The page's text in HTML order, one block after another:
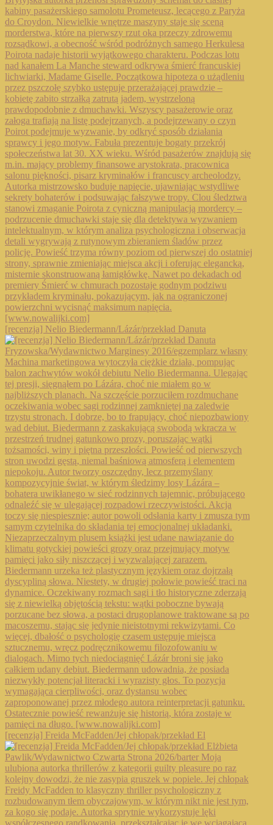
[recenzja] Nelio Biedermann/Lázár/przekład Danuta
[recenzja] Freida McFadden/Jej chłopak/przekład El